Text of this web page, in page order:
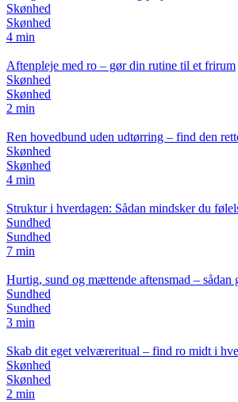
Skønhed
Skønhed
4 min
Aftenpleje med ro – gør din rutine til et frirum
Skønhed
Skønhed
2 min
Ren hovedbund uden udtørring – find den
Skønhed
Skønhed
4 min
Struktur i hverdagen: Sådan mindsker du
Sundhed
Sundhed
7 min
Hurtig, sund og mættende aftensmad –
Sundhed
Sundhed
3 min
Skab dit eget velværeritual – find ro midt i
Skønhed
Skønhed
2 min